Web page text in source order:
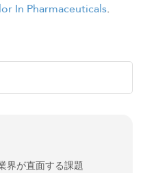
In Pharmaceuticals.
界が直面する課題